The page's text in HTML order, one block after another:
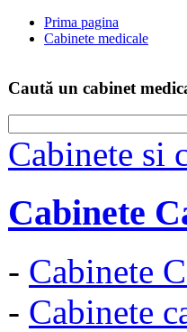
Prima pagina
Cabinete medicale
Caută un cabinet
Cabinete si
Cabinete
- Cabinete
- Cabinete